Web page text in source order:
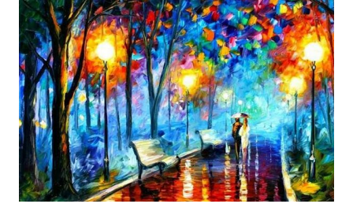
memiliki spesifikasi berbeda sesuai jenisnya. Berikut peralatan
menggambar bentuk: 1. Kertas Gambar Kegiatan menggambar
membutuhkan kertas yang baik agar proses pembuatan gambar lebih
nyaman dan maksimal. Bahan kertas yang baik salah satu syaratnya
adalah tidak mudah sobek, mengingat menggambar merupakan
proses menggores dan menghapus. Kertas adalah bahan yang paling
ideal digunakan untuk menggambar. Dalam menggambar
menggunakan pen...